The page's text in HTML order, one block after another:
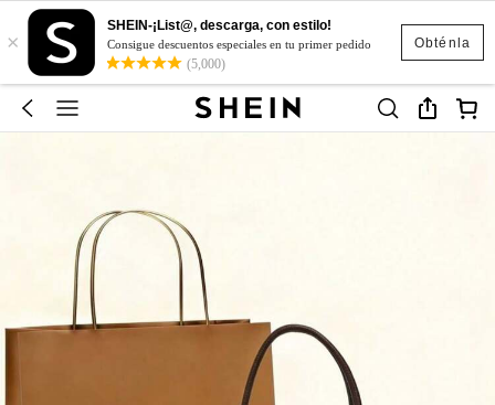
Obténla
×
SHEIN-¡List@, descarga, con estilo!
Consigue descuentos especiales en tu primer pedido
(5,000)